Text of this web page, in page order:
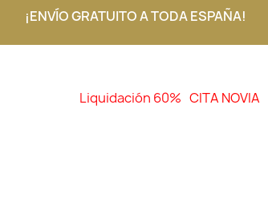
¡ENVÍO GRATUITO A TODA ESPAÑA!
Liquidación 60% CITA NOVIA